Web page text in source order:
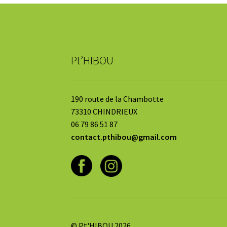
Pt’HIBOU
190 route de la Chambotte
73310 CHINDRIEUX
06 79 86 51 87
contact.pthibou@gmail.com